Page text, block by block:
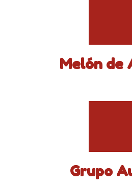
Melón de
Grupo